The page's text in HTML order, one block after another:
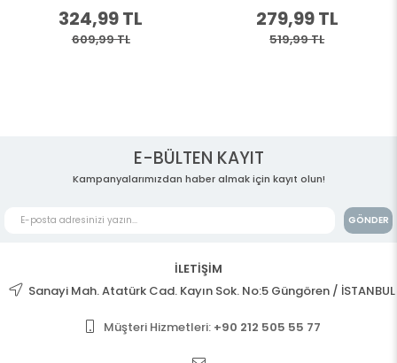
324,99 TL
609,99 TL
279,99 TL
519,99 TL
E-BÜLTEN KAYIT
Kampanyalarımızdan haber almak için kayıt olun!
GÖNDER
İLETİŞİM
Sanayi Mah. Atatürk Cad. Kayın Sok. No:5 Güngören / İSTANBUL
Müşteri Hizmetleri: +90 212 505 55 77